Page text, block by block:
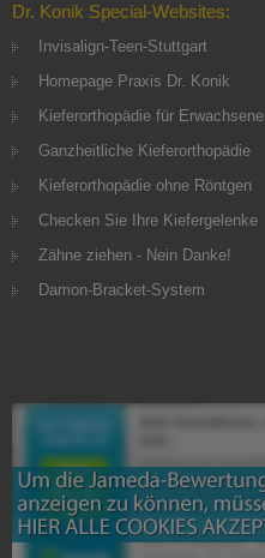
Dr. Konik Special-Websites:
Invisalign-Teen-Stuttgart
Homepage Praxis Dr. Konik
Kieferorthopädie für Erwachsene
Ganzheitliche Kieferorthopädie
Kieferorthopädie ohne Röntgen
Checken Sie Ihre Kiefergelenke
Zähne ziehen - Nein Danke!
Damon-Bracket-System